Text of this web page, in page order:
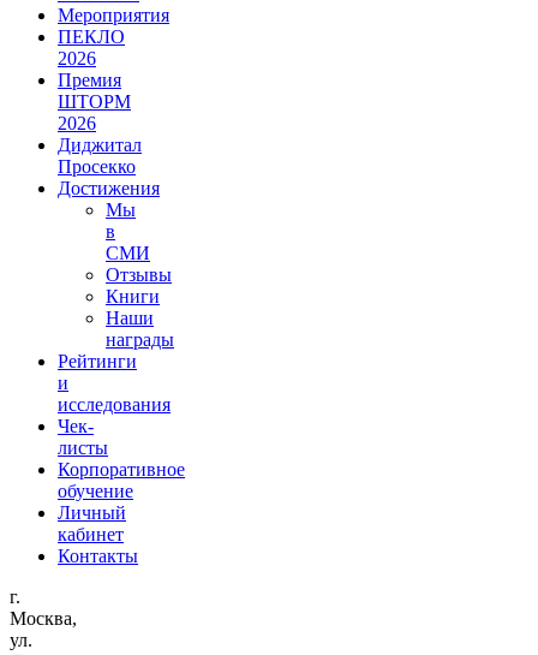
Мероприятия
ПЕКЛО
2026
Премия
ШТОРМ
2026
Диджитал
Просекко
Достижения
Мы
в
СМИ
Отзывы
Книги
Наши
награды
Рейтинги
и
исследования
Чек-
листы
Корпоративное
обучение
Личный
кабинет
Контакты
г.
Москва,
ул.